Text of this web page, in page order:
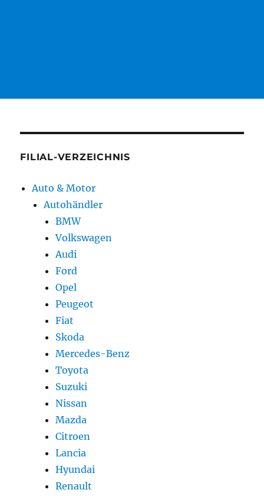
FILIAL-VERZEICHNIS
Auto & Motor
Autohändler
BMW
Volkswagen
Audi
Ford
Opel
Peugeot
Fiat
Skoda
Mercedes-Benz
Toyota
Suzuki
Nissan
Mazda
Citroen
Lancia
Hyundai
Renault